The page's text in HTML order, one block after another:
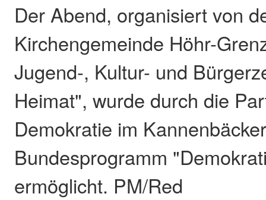
Der Abend, organisiert von
Kirchengemeinde Höhr-
Jugend-, Kultur- und
Heimat", wurde durch die
Demokratie im
Bundesprogramm
ermöglicht. PM/Red